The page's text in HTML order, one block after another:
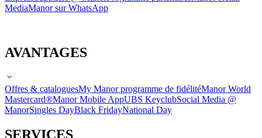
MediaManor sur WhatsApp
AVANTAGES
Offres & cataloguesMy Manor programme de fidélitéManor World
Mastercard®Manor Mobile AppUBS KeyclubSocial Media @
ManorSingles DayBlack FridayNational Day
SERVICES